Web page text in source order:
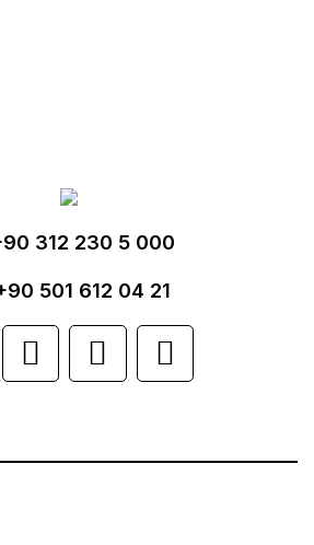
Yorum Yaz
bozuk veya
eksik bilgiler bulunuyor.
hatalar bulunuyor.
sitelerden daha pahalı.
farklı alternatifler olmalı.
312 230 5 000
501 612 04 21